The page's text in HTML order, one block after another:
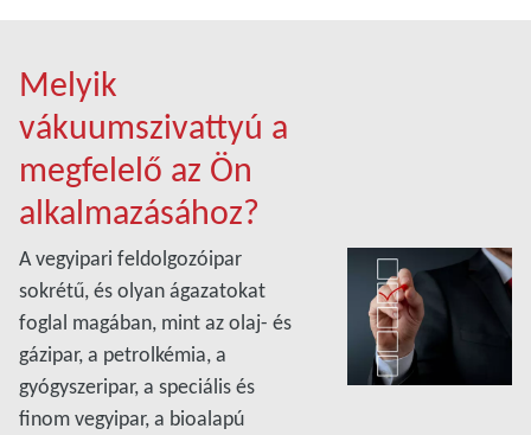
Melyik
vákuumszivattyú a
megfelelő az Ön
alkalmazásához?
A vegyipari feldolgozóipar
sokrétű, és olyan ágazatokat
foglal magában, mint az olaj- és
gázipar, a petrolkémia, a
gyógyszeripar, a speciális és
finom vegyipar, a bioalapú